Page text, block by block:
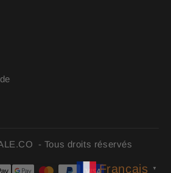
- Tous droits réservés
Français ▼